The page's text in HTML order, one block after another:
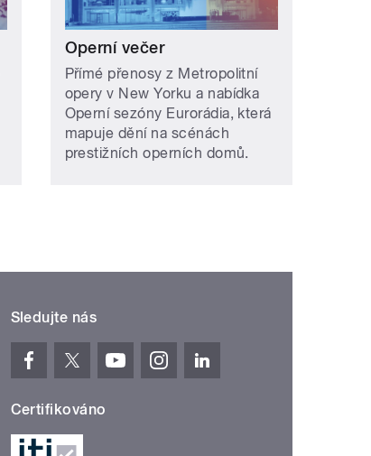
Operní večer
Přímé přenosy z Metropolitní
opery v New Yorku a nabídka
Operní sezóny Eurorádia, která
mapuje dění na scénách
prestižních operních domů.
Sledujte nás
Certifikováno